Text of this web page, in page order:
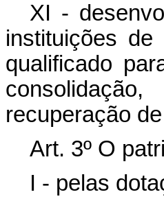
XI -
instituições
qualificado
recuperação
Art. 3º O
I - pelas